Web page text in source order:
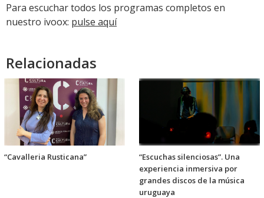
Para escuchar todos los programas completos en
nuestro ivoox: pulse aquí
Relacionadas
“Cavalleria Rusticana”
“Escuchas silenciosas”. Una
experiencia inmersiva por
grandes discos de la música
uruguaya